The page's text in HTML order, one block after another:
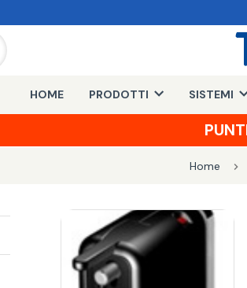
HOME PRODOTTI SISTEMI
Home